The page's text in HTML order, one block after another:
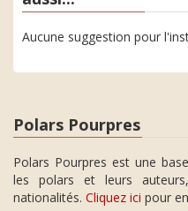
Aucune suggestion pour
Polars Pourpres
Polars Pourpres est une
les polars et leurs
nationalités. Cliquez ici pour